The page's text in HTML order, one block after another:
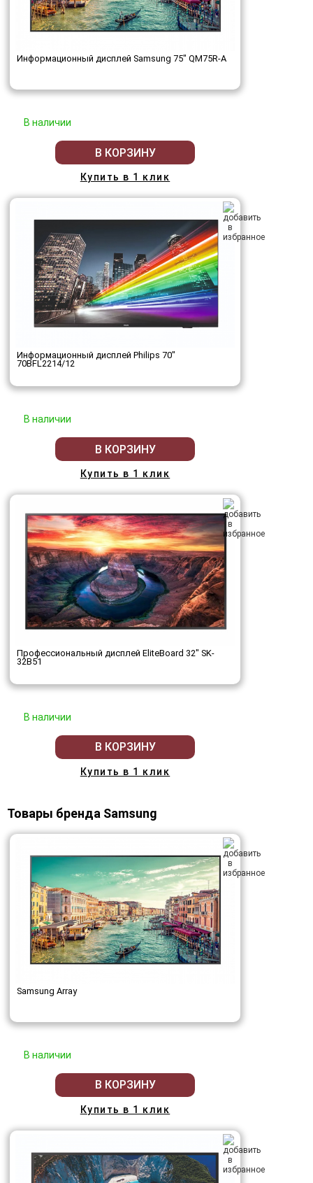
Информационный дисплей Samsung 75" QM75R-A
В наличии
В КОРЗИНУ
Купить в 1 клик
Информационный дисплей Philips 70"
70BFL2214/12
В наличии
В КОРЗИНУ
Купить в 1 клик
Профессиональный дисплей EliteBoard 32" SK-
32B51
В наличии
В КОРЗИНУ
Купить в 1 клик
Товары бренда Samsung
Samsung Array
В наличии
В КОРЗИНУ
Купить в 1 клик